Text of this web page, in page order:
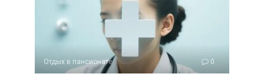
Отдых в пансионате 0